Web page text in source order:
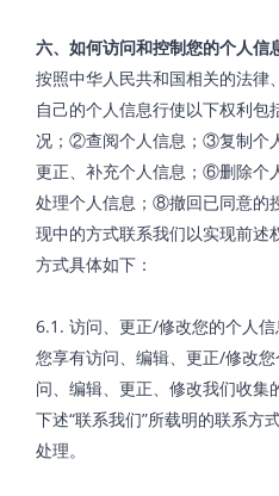
六、如何访问和控制您的个人信
按照中华人民共和国相关的法律
自己的个人信息行使以下权利
况；②查阅个人信息；③复制个
更正、补充个人信息；⑥删除个
处理个人信息；⑧撤回已同意的
现中的方式联系我们以实现前述
方式具体如下：
6.1. 访问、更正/修改您的个人信
您享有访问、编辑、更正/修改
问、编辑、更正、修改我们收集
下述“联系我们”所载明的联系方
处理。